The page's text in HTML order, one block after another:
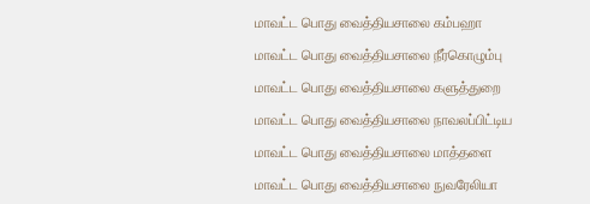
மாவட்ட பொது வைத்தியசாலை கம்பஹா
மாவட்ட பொது வைத்தியசாலை நீர்கொழும்பு
மாவட்ட பொது வைத்தியசாலை களுத்துறை
மாவட்ட பொது வைத்தியசாலை நாவலப்பிட்டிய
மாவட்ட பொது வைத்தியசாலை மாத்தளை
மாவட்ட பொது வைத்தியசாலை நுவரேலியா